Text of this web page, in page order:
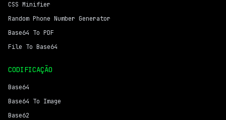
CSS Minifier
Random Phone Number Generator
Base64 To PDF
File To Base64
CODIFICAÇÃO
Base64
Base64 To Image
Base62